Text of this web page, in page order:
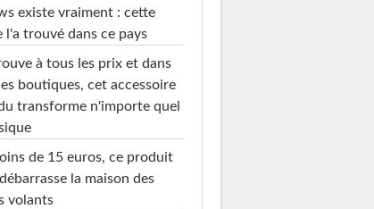
existe vraiment : cette
l'a trouvé dans ce pays
à tous les prix et dans
boutiques, cet accessoire
transforme n'importe quel
de 15 euros, ce produit
la maison des
volants